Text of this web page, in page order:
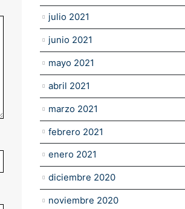
julio 2021
junio 2021
mayo 2021
abril 2021
marzo 2021
febrero 2021
enero 2021
diciembre 2020
noviembre 2020